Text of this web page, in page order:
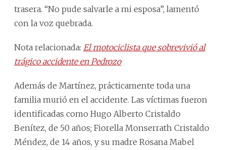
trasera. “No pude salvarle a mi esposa”, lamentó
con la voz quebrada.
Nota relacionada: El motociclista que sobrevivió al
trágico accidente en Pedrozo
Además de Martínez, prácticamente toda una
familia murió en el accidente. Las víctimas fueron
identificadas como Hugo Alberto Cristaldo
Benítez, de 50 años; Fiorella Monserrath Cristaldo
Méndez, de 14 años, y su madre Rosana Mabel